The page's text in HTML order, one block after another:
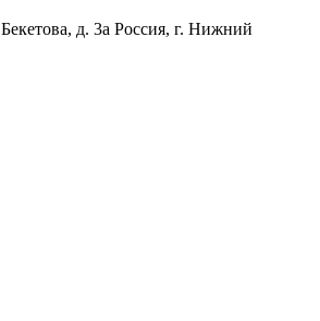
Бекетова, д. 3а Россия, г. Нижний